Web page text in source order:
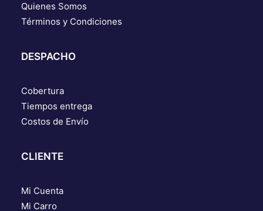
Quienes Somos
Términos y Condiciones
DESPACHO
Cobertura
Tiempos entrega
Costos de Envío
CLIENTE
Mi Cuenta
Mi Carro